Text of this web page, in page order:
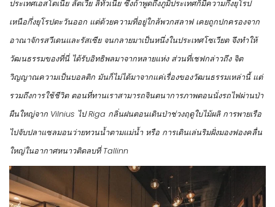
ประเทศเอสโตเนีย ลัตเวีย ลิทัวเนีย ซึ่งถ้าพูดถึงภูมิประเทศก็มีความกึ่งยุโรป
เหนือกึ่งยุโรปตะวันออก แต่ด้วยความที่อยู่ใกล้พวกสลาฟ เคยถูกปกครองจาก
อาณาจักรสวีเดนและรัสเซีย จนกลายมาเป็นหนึ่งในประเทศโซเวียต จึงทำให้
วัฒนธรรมของที่นี่ ได้รับอิทธิพลมาจากหลายแห่ง ส่วนที่เชฟกล่าวถึง จิต
วิญญาณความเป็นบอลติก มันก็ไม่ได้มาจากแค่เรื่องของวัฒนธรรมเหล่านี้ แต่
รวมถึงการใช้ชีวิต ตอนที่ทานเราสามารถจินตนาการภาพตอนนั่งรถไฟผ่านป่า
ผืนใหญ่จาก Vilnius ไป Riga กลิ่นฝนตอนเดินป่าช่วงฤดูใบไม้ผลิ การพายเรือ
ไปจับปลาแซลมอนว่ายทวนน้ำตามแม่น้ำ หรือ การเดินเล่นริมฝั่งมองฟองคลื่น
ใหญ่ในอากาศหนาวติดลบที่ Tallinn